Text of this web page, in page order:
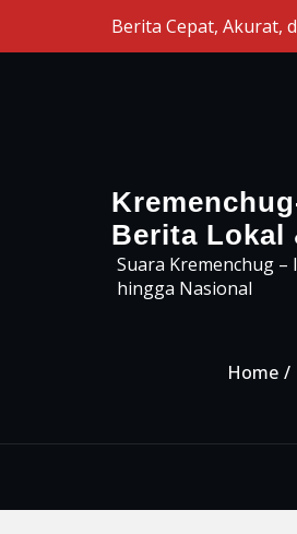
Skip to the contentBerita Cepat, Akurat,
Berita Lokal
Suara Kremenchug
hingga Nasional
Home